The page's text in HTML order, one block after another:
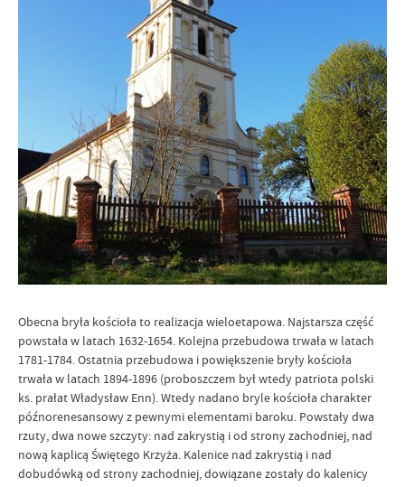
Obecna bryła kościoła to realizacja wieloetapowa. Najstarsza część
powstała w latach 1632-1654. Kolejna przebudowa trwała w latach
1781-1784. Ostatnia przebudowa i powiększenie bryły kościoła
trwała w latach 1894-1896 (proboszczem był wtedy patriota polski
ks. prałat Władysław Enn). Wtedy nadano bryle kościoła charakter
późnorenesansowy z pewnymi elementami baroku. Powstały dwa
rzuty, dwa nowe szczyty: nad zakrystią i od strony zachodniej, nad
nową kaplicą Świętego Krzyża. Kalenice nad zakrystią i nad
dobudówką od strony zachodniej, dowiązane zostały do kalenicy